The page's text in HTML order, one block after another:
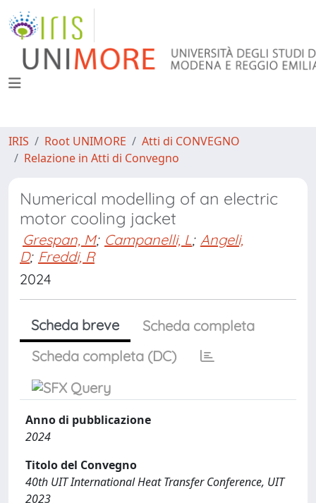
IRIS Root UNIMORE
Atti di CONVEGNO
Relazione in Atti di Convegno
Numerical modelling of an electric
motor cooling jacket
Grespan, M; Campanelli, L; Angeli,
D; Freddi, R
2024
Scheda breve
Scheda completa
Scheda completa (DC)
Anno di pubblicazione
2024
Titolo del Convegno
40th UIT International Heat Transfer Conference, UIT
2023